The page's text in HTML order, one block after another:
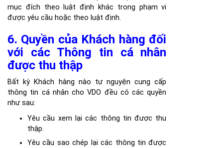
mục đích theo luật định khác trong phạm vi
được yêu cầu hoặc theo luật định.
6. Quyền của Khách hàng đối
với các Thông tin cá nhân
được thu thập
Bất kỳ Khách hàng nào tự nguyện cung cấp
thông tin cá nhân cho VDO đều có các quyền
như sau:
Yêu cầu xem lại các thông tin được thu
thập.
Yêu cầu sao chép lại các thông tin được